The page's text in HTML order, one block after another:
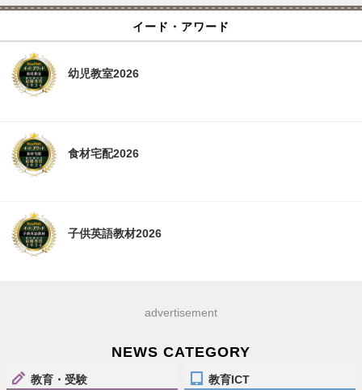
イード・アワード
幼児教室2026
食材宅配2026
子供英語教材2026
advertisement
NEWS CATEGORY
教育・受験 教育ICT